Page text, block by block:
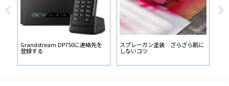
ムーヴ L150S ブローバイガス
経路からの オイル吹き返し量が多
い
ATOTO N-BOX バックカメラ ガ
イド線の設定